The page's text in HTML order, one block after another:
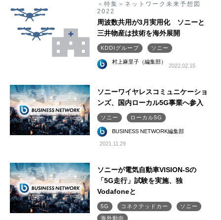
＜特集＞ネットワーク未来予想図
2022
周波数共用が3月実用化 ソニーと
三井物産は技術を海外展開
KDDIグループ ソニー
村上麻里子（編集部）
2022.02.15
ソニーワイヤレスコミュニケーショ
ンズ、国内ローカル5G事業へ参入
ソニー ローカル5G
BUSINESS NETWORK編集部
2021.11.29
ソニーが電気自動車VISION-Sの
「5G走行」試験を実施、独
Vodafoneと
5G コネクテッドカー
ソニー
海外動向